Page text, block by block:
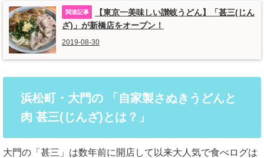
【東京一美味しい讃岐うどん】「甚三(じん
ざ)」が新橋店をオープン！
2019-08-30
浜松町・大門の 「自家製さぬきうどんと
肉 甚三(じんざ)とは？」
大門の「甚三」は数年前に開店して以来大人気で食べログは